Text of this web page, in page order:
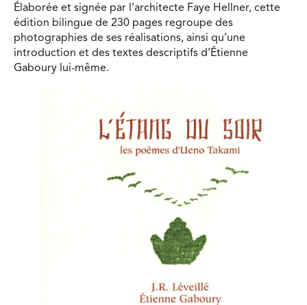
Élaborée et signée par l’architecte Faye Hellner, cette
édition bilingue de 230 pages regroupe des
photographies de ses réalisations, ainsi qu’une
introduction et des textes descriptifs d’Étienne
Gaboury lui-même.